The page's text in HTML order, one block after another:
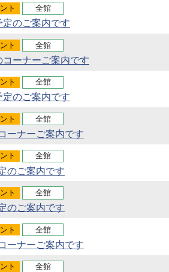
ト 全館
のご案内です
ト 全館
ーナーご案内です
ト 全館
のご案内です
ト 全館
ーナーご案内です
ト 全館
のご案内です
ト 全館
のご案内です
ト 全館
ーナーご案内です
ト 全館